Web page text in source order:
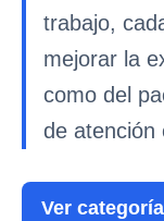
trabajo,
mejorar la
como del
de atención
Ver categoría